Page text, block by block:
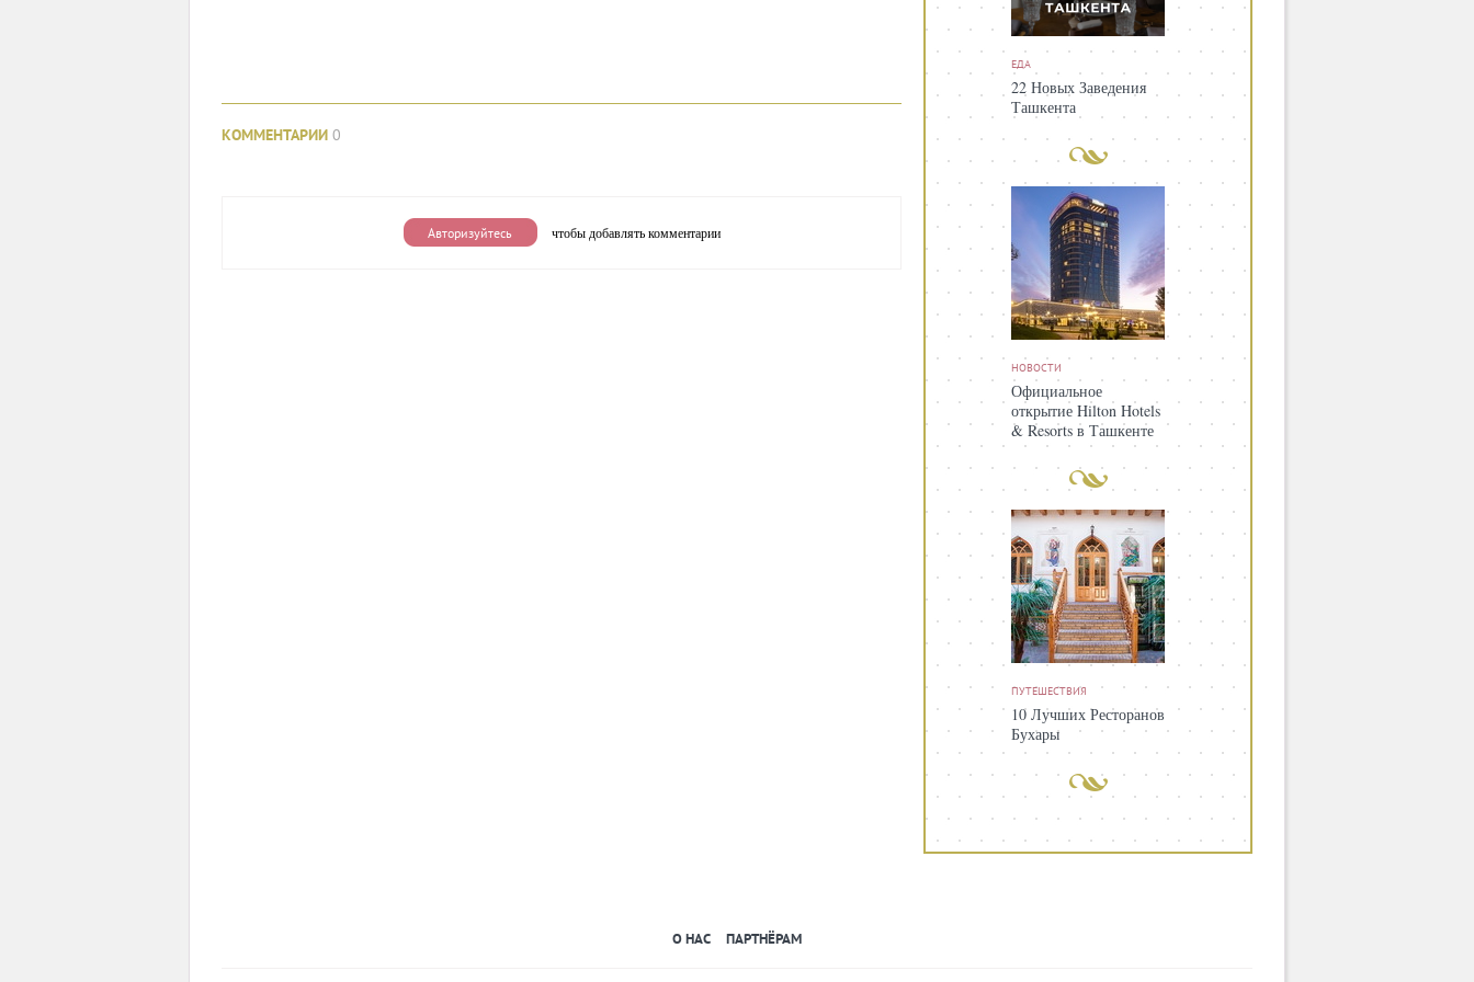
КОММЕНТАРИИ 0
Авторизуйтесь чтобы добавлять комментарии
ЕДА
22 Новых Заведения
Ташкента
НОВОСТИ
Официальное
открытие Hilton Hotels
& Resorts в Ташкенте
ПУТЕШЕСТВИЯ
10 Лучших Ресторанов
Бухары
О НАС ПАРТНЁРАМ